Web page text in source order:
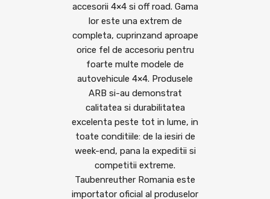
accesorii 4×4 si off road. Gama
lor este una extrem de
completa, cuprinzand aproape
orice fel de accesoriu pentru
foarte multe modele de
autovehicule 4×4. Produsele
ARB si-au demonstrat
calitatea si durabilitatea
excelenta peste tot in lume, in
toate conditiile: de la iesiri de
week-end, pana la expeditii si
competitii extreme.
Taubenreuther Romania este
importator oficial al produselor